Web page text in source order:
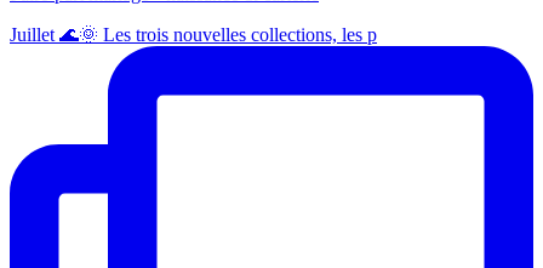
Juillet 🌊🌞 Les trois nouvelles collections, les p